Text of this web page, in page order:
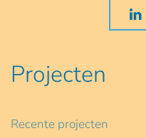
Projecten
Recente projecten